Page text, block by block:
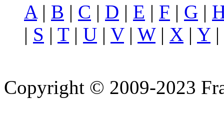
A| B | C | D | E | F | G |
| S | T| U | V| W| X | Y|
Copyright © 2009-2023